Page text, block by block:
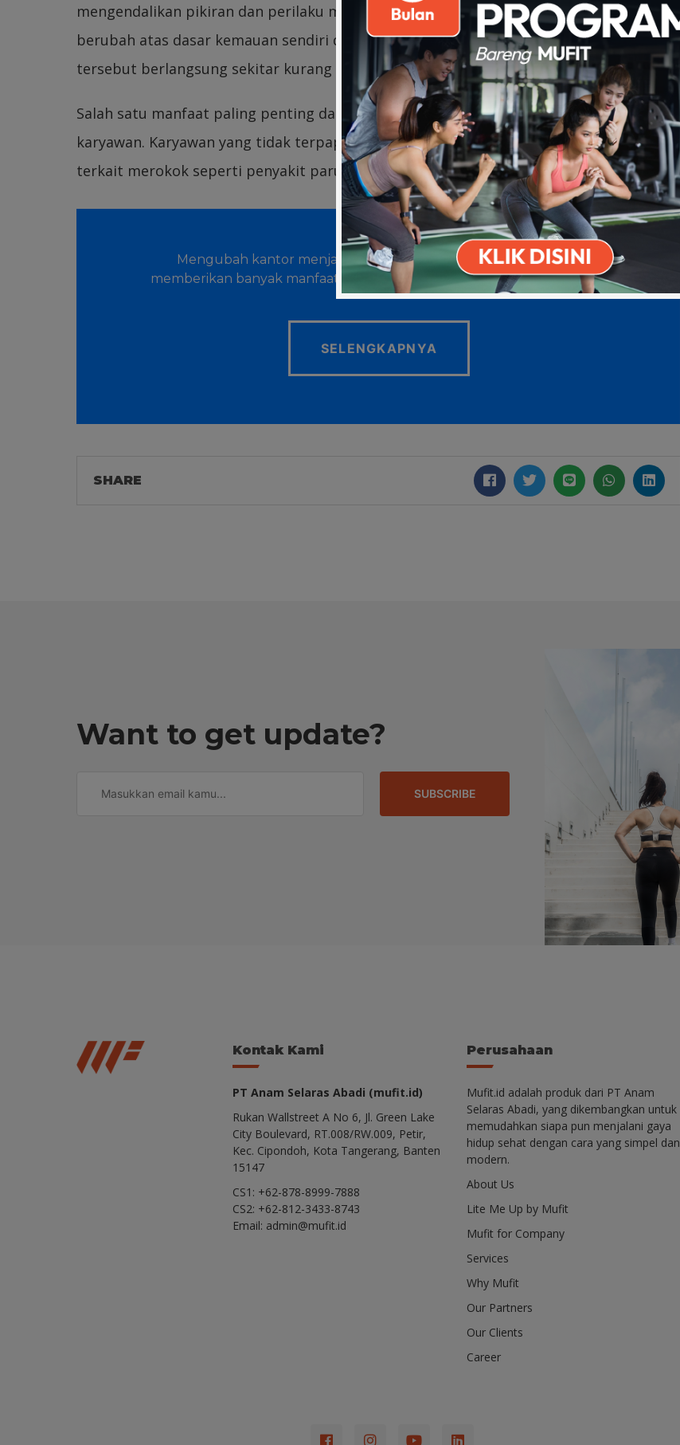
Download on the
Apps Store
Get it on Play
Store
mengendalikan pikiran dan perilaku merokok dengan harapan perilakunya bisa
berubah atas dasar kemauan sendiri dan pemahaman sendiri. Biasanya kegiatan
tersebut berlangsung sekitar kurang lebih 15-20 menit dalam satu kali sesi.
Salah satu manfaat paling penting dari program ini adalah peningkatan kesehatan
karyawan. Karyawan yang tidak terpapar asap rokok akan mengurangi risiko penyakit
terkait merokok seperti penyakit paru-paru, penyakit jantung, dan kanker.
Mengubah kantor menjadi lingkungan bebas asap rokok dapat
memberikan banyak manfaat, baik bagi karyawan maupun perusahaan.
SELENGKAPNYA
SHARE
Want to get update?
SUBSCRIBE
Kontak Kami
PT Anam Selaras Abadi (mufit.id)
Rukan Wallstreet A No 6, Jl. Green Lake
City Boulevard, RT.008/RW.009, Petir,
Kec. Cipondoh, Kota Tangerang, Banten
15147
CS1: +62-878-8999-7888
CS2: +62-812-3433-8743
Email: admin@mufit.id
Perusahaan
Mufit.id adalah produk dari PT Anam
Selaras Abadi, yang dikembangkan untuk
memudahkan siapa pun menjalani gaya
hidup sehat dengan cara yang simpel dan
modern.
About Us
Lite Me Up by Mufit
Mufit for Company
Services
Why Mufit
Our Partners
Our Clients
Career